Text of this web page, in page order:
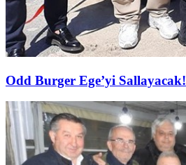
Odd Burger Ege’yi Sallayacak!